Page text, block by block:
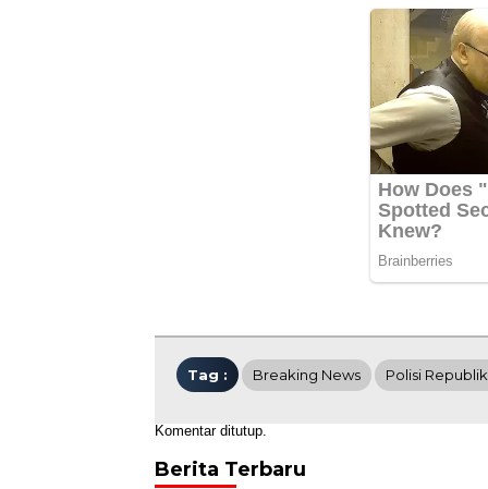
Tag : Breaking News Polisi
Komentar ditutup.
Berita Terbaru